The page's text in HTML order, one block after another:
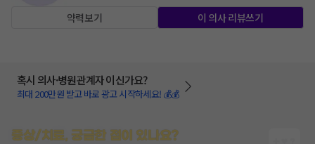
약력보기 이 의사 리뷰쓰기
혹시 의사·병원관계자 이신가요?
최대 200만원 받고 바로 광고 시작하세요! 💰💰
증상/치료, 궁금한 점이 있나요?